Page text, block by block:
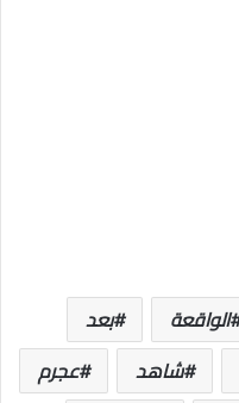
الواقعة
بعد
شاهد
عجرم